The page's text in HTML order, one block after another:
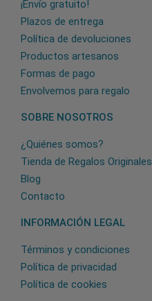
¡Envío gratuito!
Plazos de entrega
Política de devoluciones
Productos artesanos
Formas de pago
Envolvemos para regalo
SOBRE NOSOTROS
¿Quiénes somos?
Tienda de Regalos Originales
Blog
Contacto
INFORMACIÓN LEGAL
Términos y condiciones
Política de privacidad
Política de cookies